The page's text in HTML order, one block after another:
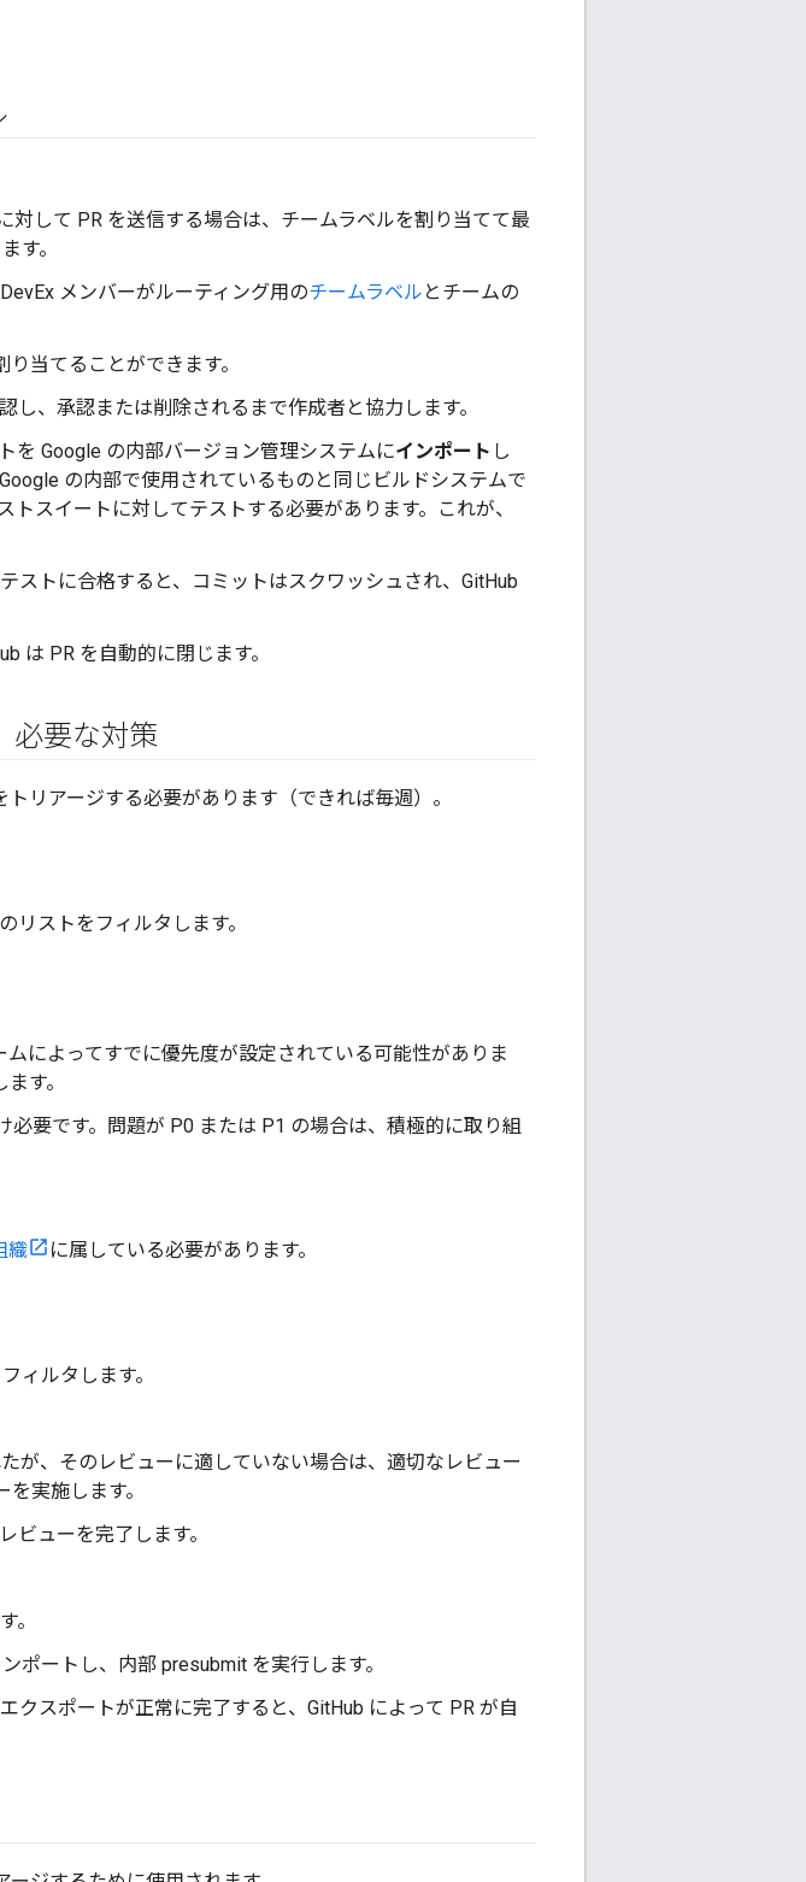
対して PR を送信する場合は、チームラベルを割り当てて最
す。
メンバーがルーティング用のチームラベル とチームの
当てることができます。
し、承認または削除されるまで作成者と協力します。
を Google の内部バージョン管理システムにインポート し
の内部で使用されているものと同じビルドシステムで
トスイートに対してテストする必要があります。これが、
ストに合格すると、コミットはスクワッシュされ、GitHub
は PR を自動的に閉じます。
必要な対策
トリアージする必要があります（できれば毎週）。
リストをフィルタします。
によってすでに優先度が設定されている可能性がありま
す。
必要です。問題が P0 または P1 の場合は、積極的に取り組
織 に属している必要があります。
ィルタします。
が、そのレビューに適していない場合は、適切なレビュー
実施します。
ビューを完了します。
。
ポートし、内部 presubmit を実行します。
クスポートが正常に完了すると、GitHub によって PR が自